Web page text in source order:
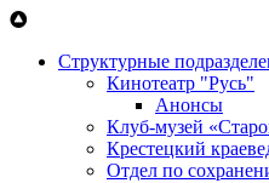
Перейти к основному
Структурные
Кинотеатр "Русь"
Анонсы
Клуб-музей
Крестецкий
Отдел по